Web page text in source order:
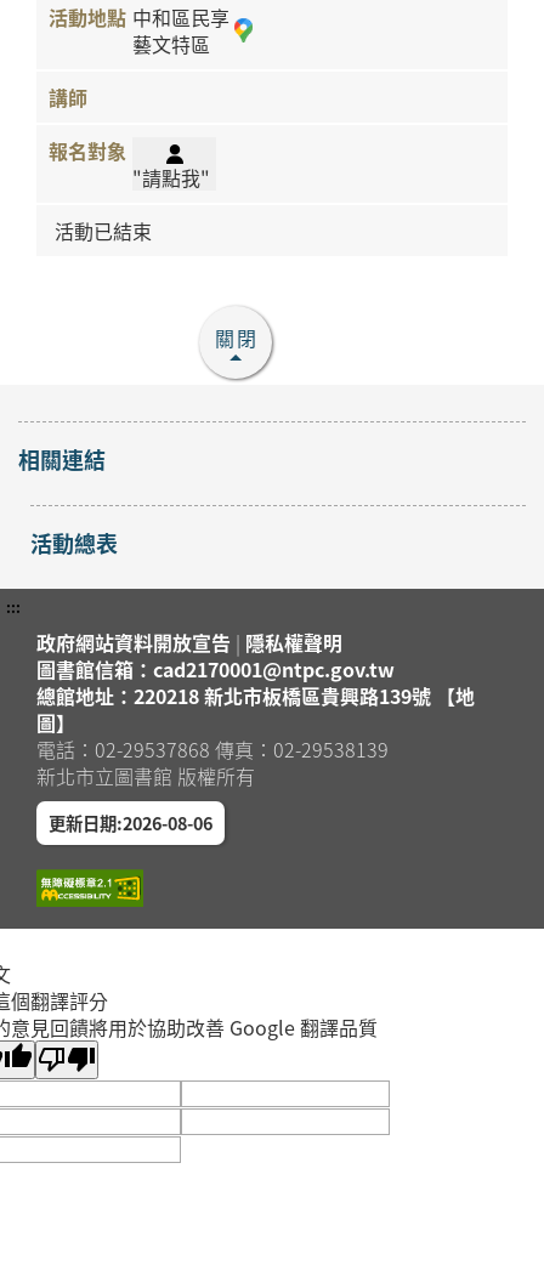
中和區民享
藝文特區
"請點我"
活動已結束
關閉
相關連結
活動總表
:::
政府網站資料開放宣告 | 隱私權聲明
圖書館信箱：cad2170001@ntpc.gov.tw
總館地址：220218 新北市板橋區貴興路139號 【地
圖】
電話：02-29537868 傳真：02-29538139
新北市立圖書館 版權所有
更新日期:2026-08-06
個翻譯評分
意見回饋將用於協助改善 Google 翻譯品質